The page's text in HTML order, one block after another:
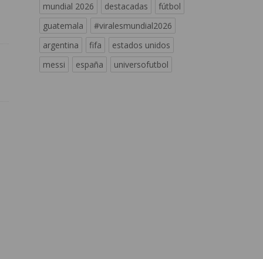
mundial 2026 destacadas
fútbol
guatemala
#viralesmundial2026
argentina
fifa
estados unidos
messi
españa universofutbol